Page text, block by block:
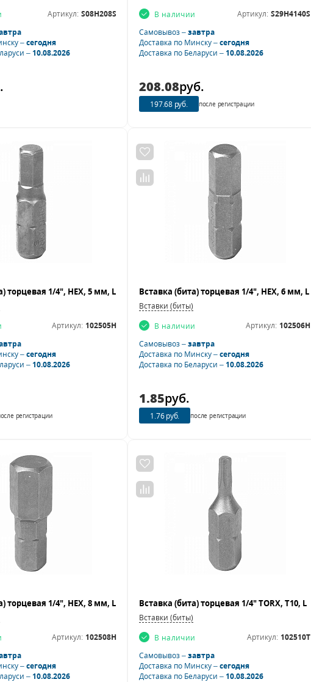
Артикул: S08H208S
–сегодня
–10.08.2026
В наличии
Артикул: S29H4140S
Самовывоз –завтра
Доставка по Минску –сегодня
Доставка по Беларуси –10.08.2026
208.08руб.
197.68 руб. после регистрации
Артикул: 102505H
–сегодня
–10.08.2026
регистрации
Вставки (биты)
В наличии
Артикул: 102506H
Самовывоз –завтра
Доставка по Минску –сегодня
Доставка по Беларуси –10.08.2026
1.85руб.
1.76 руб. после регистрации
Артикул: 102508H
–сегодня
–10.08.2026
Вставки (биты)
В наличии
Артикул: 102510T
Самовывоз –завтра
Доставка по Минску –сегодня
Доставка по Беларуси –10.08.2026